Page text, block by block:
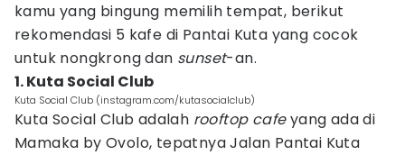
kamu yang bingung memilih tempat, berikut
rekomendasi 5 kafe di Pantai Kuta yang cocok
untuk nongkrong dan sunset-an.
1. Kuta Social Club
Kuta Social Club (instagram.com/kutasocialclub)
Kuta Social Club adalah rooftop cafeyang ada di
Mamaka by Ovolo, tepatnya Jalan Pantai Kuta